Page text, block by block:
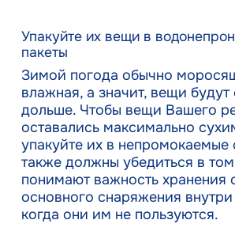
Упакуйте их вещи в
пакеты
Зимой погода обычно
влажная, а значит, вещи будут
дольше. Чтобы вещи Вашего
оставались максимально
упакуйте их в непромокаемые
также должны убедиться в
понимают важность хранения
основного снаряжения внутри
когда они им не пользуются.